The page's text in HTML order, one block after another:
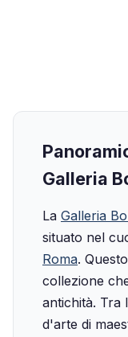
Galleria
La Galleria
situato nel
Roma.
collezione
antichità. Tra
d'arte di